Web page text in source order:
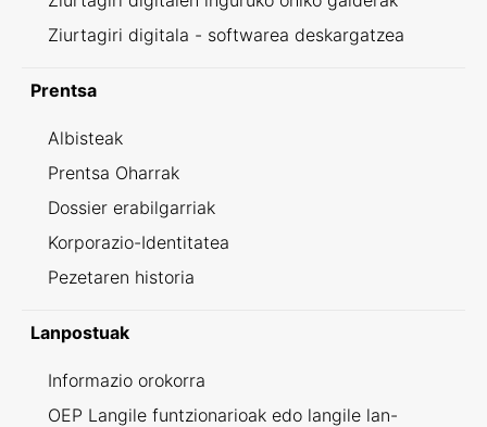
Ziurtagiri digitala - softwarea deskargatzea
Prentsa
Albisteak
Prentsa Oharrak
Dossier erabilgarriak
Korporazio-Identitatea
Pezetaren historia
Lanpostuak
Informazio orokorra
OEP Langile funtzionarioak edo langile lan-